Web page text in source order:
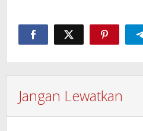
Jangan Lewatkan